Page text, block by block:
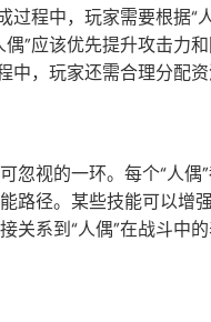
过程中，玩家需要根据“
”应该优先提升攻击力和
中，玩家还需合理分配
忽视的一环。每个“人偶
路径。某些技能可以增
关系到“人偶”在战斗中